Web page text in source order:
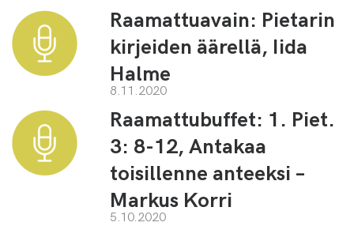
Raamattuavain: Pietarin
kirjeiden äärellä, Iida
Halme
8.11.2020
Raamattubuffet: 1. Piet.
3: 8-12, Antakaa
toisillenne anteeksi –
Markus Korri
5.10.2020